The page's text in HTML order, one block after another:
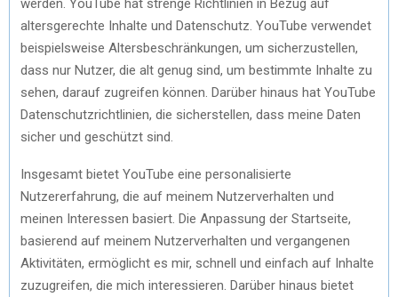
werden. YouTube hat strenge Richtlinien in Bezug auf
altersgerechte Inhalte und Datenschutz. YouTube verwendet
beispielsweise Altersbeschränkungen, um sicherzustellen,
dass nur Nutzer, die alt genug sind, um bestimmte Inhalte zu
sehen, darauf zugreifen können. Darüber hinaus hat YouTube
Datenschutzrichtlinien, die sicherstellen, dass meine Daten
sicher und geschützt sind.
Insgesamt bietet YouTube eine personalisierte
Nutzererfahrung, die auf meinem Nutzerverhalten und
meinen Interessen basiert. Die Anpassung der Startseite,
basierend auf meinem Nutzerverhalten und vergangenen
Aktivitäten, ermöglicht es mir, schnell und einfach auf Inhalte
zuzugreifen, die mich interessieren. Darüber hinaus bietet